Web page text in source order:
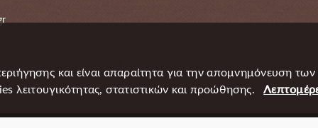
και είναι απαραίτητα για την απομνημόνευση
στατιστικών και προώθησης.